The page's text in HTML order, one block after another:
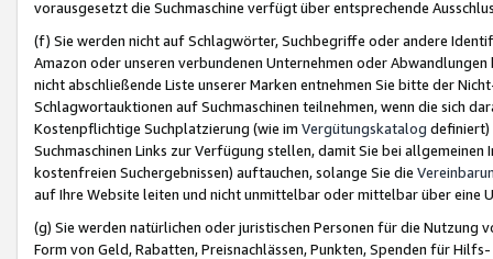
vorausgesetzt die Suchmaschine verfügt über entsprechende
(f) Sie werden nicht auf Schlagwörter, Suchbegriffe oder andere
Amazon oder unseren verbundenen Unternehmen oder
nicht abschließende Liste unserer Marken entnehmen Sie bitte der
Schlagwortauktionen auf Suchmaschinen teilnehmen, wenn die sich
Kostenpflichtige Suchplatzierung (wie im Vergütungskatalog definiert)
Suchmaschinen Links zur Verfügung stellen, damit Sie bei
kostenfreien Suchergebnissen) auftauchen, solange Sie die
auf Ihre Website leiten und nicht unmittelbar oder mittelbar über eine
(g) Sie werden natürlichen oder juristischen Personen für die Nutzung
Form von Geld, Rabatten, Preisnachlässen, Punkten, Spenden für